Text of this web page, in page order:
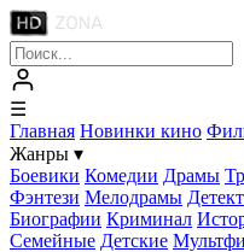
☰
Главная Новинки кино
Жанры ▾
Боевики Комедии Драмы
Фэнтези Мелодрамы
Биографии Криминал
Семейные Детские